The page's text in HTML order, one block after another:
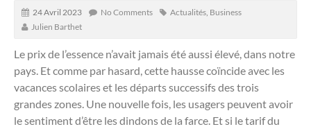
24 Avril 2023 No Comments Actualités Business
Julien Barthet
Le prix de l’essence n’avait jamais été aussi élevé, dans notre
pays. Et comme par hasard, cette hausse coïncide avec les
vacances scolaires et les départs successifs des trois
grandes zones. Une nouvelle fois, les usagers peuvent avoir
le sentiment d’être les dindons de la farce. Et si le tarif du